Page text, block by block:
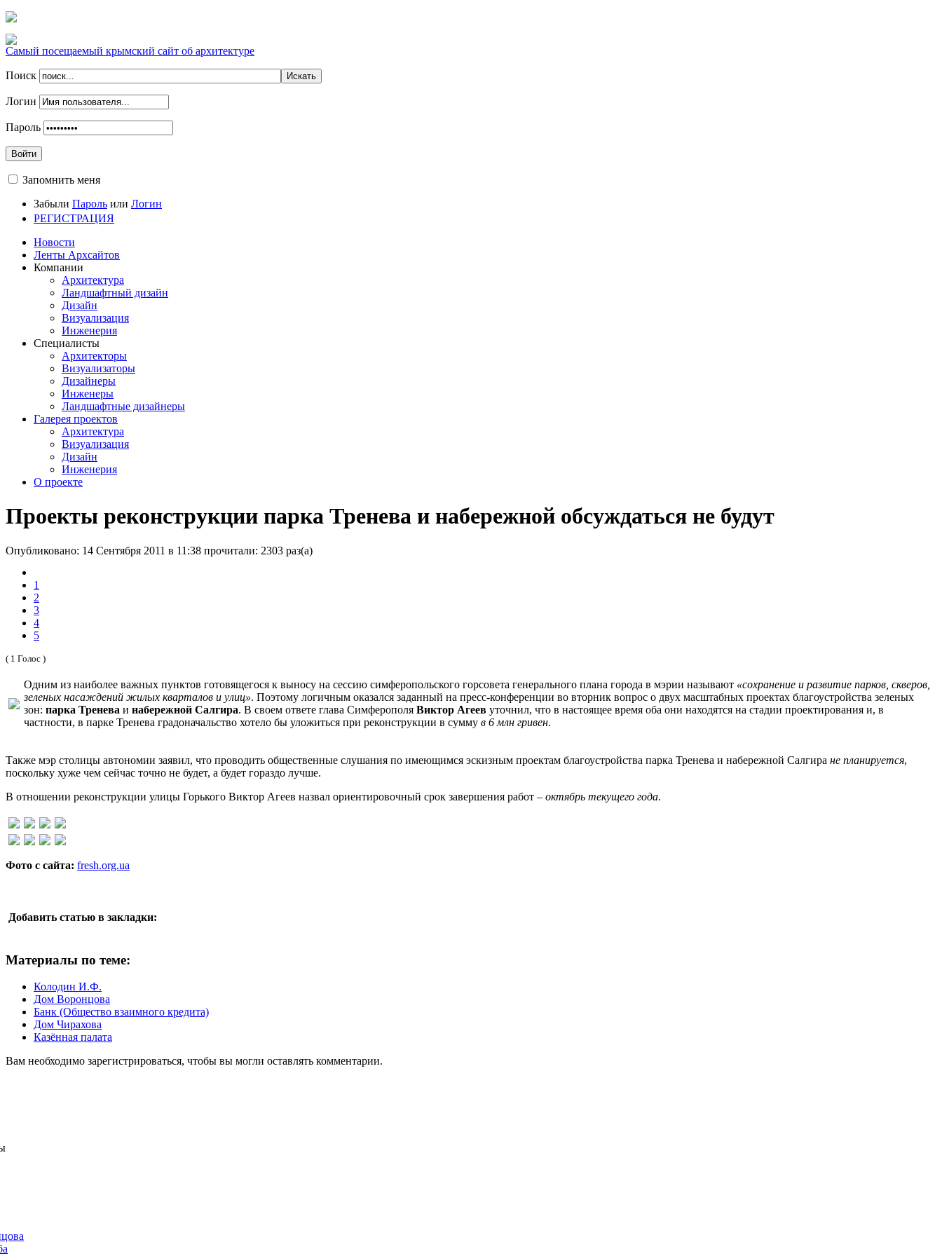
Самый посещаемый крымский сайт об архитектуре
Поиск
Логин
Пароль
Войти
Запомнить меня
Забыли Пароль или Логин
РЕГИСТРАЦИЯ
Новости
Ленты Архсайтов
Компании
Архитектура
Ландшафтный дизайн
Дизайн
Визуализация
Инженерия
Специалисты
Архитекторы
Визуализаторы
Дизайнеры
Инженеры
Ландшафтные дизайнеры
Галерея проектов
Архитектура
Визуализация
Дизайн
Инженерия
О проекте
Проекты реконструкции парка Тренева и набережной обсуждаться не будут
Опубликовано: 14 Сентября 2011 в 11:38 прочитали: 2303 раз(а)
1
2
3
4
5
( 1 Голос )
Одним из наиболее важных пунктов готовящегося к выносу на сессию симферопольского горсовета генерального плана города в мэрии называют «сохранение и развитие парков, скверов,
зеленых насаждений жилых кварталов и улиц». Поэтому логичным оказался заданный на пресс-конференции во вторник вопрос о двух масштабных проектах благоустройства зеленых
зон: парка Тренева и набережной Салгира. В своем ответе глава Симферополя Виктор Агеев уточнил, что в настоящее время оба они находятся на стадии проектирования и, в
частности, в парке Тренева градоначальство хотело бы уложиться при реконструкции в сумму в 6 млн гривен.
Также мэр столицы автономии заявил, что проводить общественные слушания по имеющимся эскизным проектам благоустройства парка Тренева и набережной Салгира не планируется,
поскольку хуже чем сейчас точно не будет, а будет гораздо лучше.
В отношении реконструкции улицы Горького Виктор Агеев назвал ориентировочный срок завершения работ – октябрь текущего года.
Фото с сайта: fresh.org.ua
Добавить статью в закладки:
Материалы по теме:
Колодин И.Ф.
Дом Воронцова
Банк (Общество взаимного кредита)
Дом Чирахова
Казённая палата
Вам необходимо зарегистрироваться, чтобы вы могли оставлять комментарии.